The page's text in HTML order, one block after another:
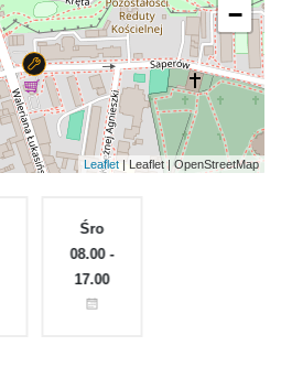
−
Leaflet | Leaflet | OpenStreetMap
Śro
08.00 -
17.00